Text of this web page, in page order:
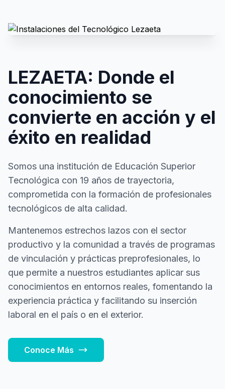
LEZAETA: Donde el
conocimiento se
convierte en acción y el
éxito en realidad
Somos una institución de Educación Superior
Tecnológica con 19 años de trayectoria,
comprometida con la formación de profesionales
tecnológicos de alta calidad.
Mantenemos estrechos lazos con el sector
productivo y la comunidad a través de programas
de vinculación y prácticas preprofesionales, lo
que permite a nuestros estudiantes aplicar sus
conocimientos en entornos reales, fomentando la
experiencia práctica y facilitando su inserción
laboral en el país o en el exterior.
Conoce Más